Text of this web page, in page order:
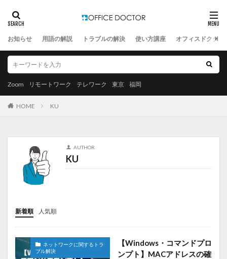
お知らせ 用語の解説 トラブルの解決 使い方講座 オフィスドクター
Zoom リモートワーク テレワーク 東京 福岡
HOME KU
AUTHOR
KU
新着順 人気順
ネットワークに関するトラ
ブル解決
【Windows・コマンドプロ
ンプト】MACアドレスの確